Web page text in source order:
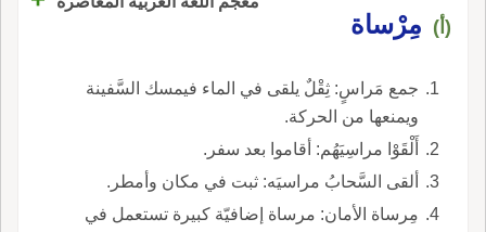
(أ) مِرْساة
جمع مَراسٍ: ثِقْلٌ يلقى في الماء فيمسك السَّفينة
ويمنعها من الحركة.
أَلْقَوْا مراسِيَهُم: أقاموا بعد سفر.
ألقى السَّحابُ مراسيَه: ثبت في مكان وأمطر.
مِرساة الأمان: مرساة إضافيّة كبيرة تستعمل في